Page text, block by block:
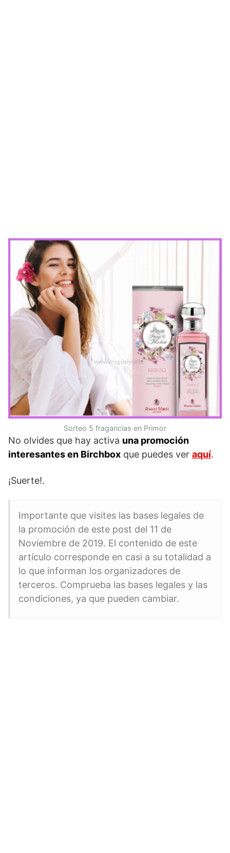
Sorteo 5 fragancias en Primor
No olvides que hay activa una promoción
interesantes en Birchbox que puedes ver aquí.
¡Suerte!.
Importante que visites las bases legales de
la promoción de este post del 11 de
Noviembre de 2019. El contenido de este
artículo corresponde en casi a su totalidad a
lo que informan los organizadores de
terceros. Comprueba las bases legales y las
condiciones, ya que pueden cambiar.